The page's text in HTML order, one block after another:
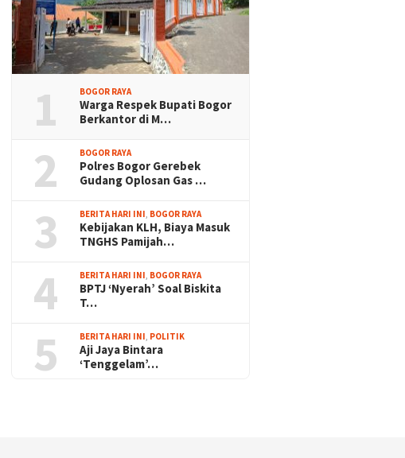
1 BOGOR RAYA
Warga Respek Bupati Bogor
Berkantor di M…
2 BOGOR RAYA
Polres Bogor Gerebek
Gudang Oplosan Gas …
3 BERITA HARI INI, BOGOR RAYA
Kebijakan KLH, Biaya Masuk
TNGHS Pamijah…
4 BERITA HARI INI, BOGOR RAYA
BPTJ ‘Nyerah’ Soal Biskita
T…
5 BERITA HARI INI, POLITIK
Aji Jaya Bintara
‘Tenggelam’…